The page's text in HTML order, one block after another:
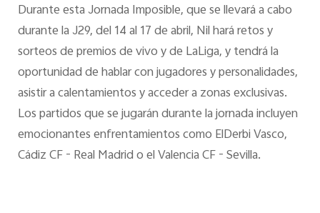
Durante esta Jornada Imposible, que se llevará a cabo
durante la J29, del 14 al 17 de abril, Nil hará retos y
sorteos de premios de vivo y de LaLiga, y tendrá la
oportunidad de hablar con jugadores y personalidades,
asistir a calentamientos y acceder a zonas exclusivas.
Los partidos que se jugarán durante la jornada incluyen
emocionantes enfrentamientos como ElDerbi Vasco,
Cádiz CF - Real Madrid o el Valencia CF - Sevilla.